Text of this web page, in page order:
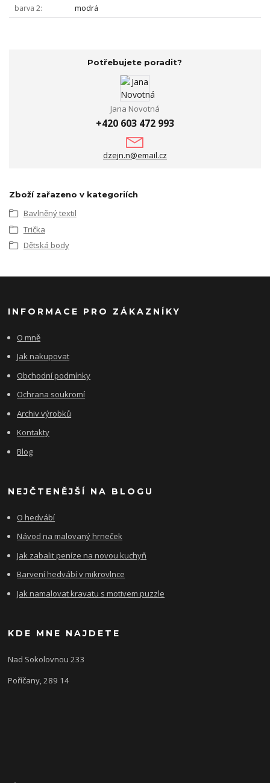
barva 2
modrá
Potřebujete poradit?
Jana Novotná
+420 603 472 993
dzejn.n@email.cz
Zboží zařazeno v kategoriích
Bavlněný textil
Trička
Dětská body
INFORMACE PRO ZÁKAZNÍKY
O mně
Jak nakupovat
Obchodní podmínky
Ochrana soukromí
Archiv výrobků
Kontakty
Blog
NEJČTENĚJŠÍ NA BLOGU
O hedvábí
Návod na malovaný hrneček
Jak zabalit peníze na novou kuchyň
Barvení hedvábí v mikrovlnce
Jak namalovat kravatu s motivem puzzle
KDE MNE NAJDETE
Nad Sokolovnou 233
Poříčany, 289 14